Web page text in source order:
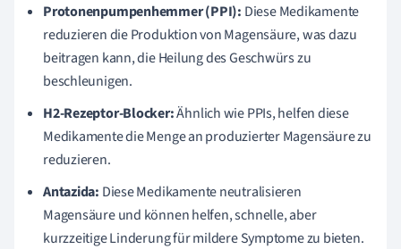
Protonenpumpenhemmer (PPI): Diese Medikamente
reduzieren die Produktion von Magensäure, was dazu
beitragen kann, die Heilung des Geschwürs zu
beschleunigen.
H2-Rezeptor-Blocker:Ähnlich wie PPIs, helfen diese
Medikamente die Menge an produzierter Magensäure zu
reduzieren.
Antazida: Diese Medikamente neutralisieren
Magensäure und können helfen, schnelle, aber
kurzzeitige Linderung für mildere Symptome zu bieten.